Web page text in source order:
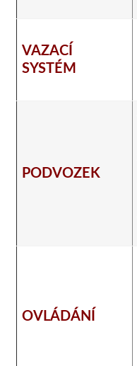
VAZACÍ
SYSTÉM
PODVOZEK
OVLÁDÁNÍ